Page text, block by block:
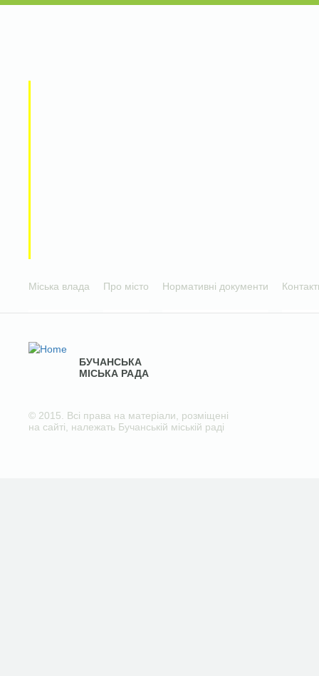
Міська влада Про місто Нормативні документи
БУЧАНСЬКА
МІСЬКА РАДА
© 2015. Всі права на матеріали, розміщені
на сайті, належать Бучанській міській раді